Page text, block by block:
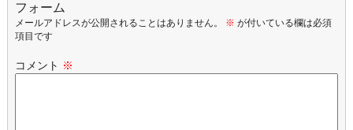
フォーム
メールアドレスが公開されることはありません。 ※ が付いている欄は必須
項目です
コメント ※